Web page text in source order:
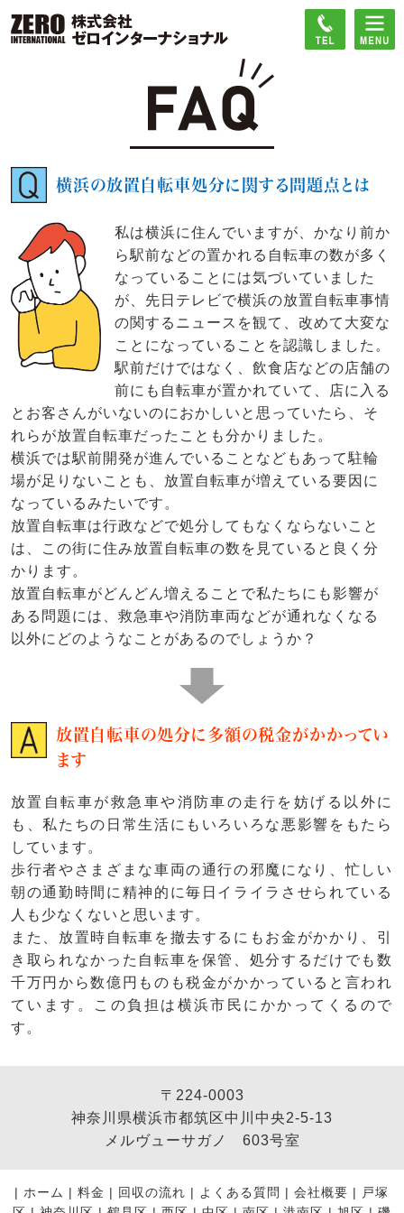
横浜の放置自転車処分に関する問題点とは
私は横浜に住んでいますが、かなり前か
ら駅前などの置かれる自転車の数が多く
なっていることには気づいていました
が、先日テレビで横浜の放置自転車事情
の関するニュースを観て、改めて大変な
ことになっていることを認識しました。
駅前だけではなく、飲食店などの店舗の
前にも自転車が置かれていて、店に入る
とお客さんがいないのにおかしいと思っていたら、そ
れらが放置自転車だったことも分かりました。
横浜では駅前開発が進んでいることなどもあって駐輪
場が足りないことも、放置自転車が増えている要因に
なっているみたいです。
放置自転車は行政などで処分してもなくならないこと
は、この街に住み放置自転車の数を見ていると良く分
かります。
放置自転車がどんどん増えることで私たちにも影響が
ある問題には、救急車や消防車両などが通れなくなる
以外にどのようなことがあるのでしょうか？
放置自転車の処分に多額の税金がかかってい
ます
放置自転車が救急車や消防車の走行を妨げる以外に
も、私たちの日常生活にもいろいろな悪影響をもたら
しています。
歩行者やさまざまな車両の通行の邪魔になり、忙しい
朝の通勤時間に精神的に毎日イライラさせられている
人も少なくないと思います。
また、放置時自転車を撤去するにもお金がかかり、引
き取られなかった自転車を保管、処分するだけでも数
千万円から数億円ものも税金がかかっていると言われ
ています。この負担は横浜市民にかかってくるので
す。
〒224-0003
神奈川県横浜市都筑区中川中央2-5-13
メルヴューサガノ 603号室
| ホーム | 料金 | 回収の流れ | よくある質問 | 会社概要 |
戸塚